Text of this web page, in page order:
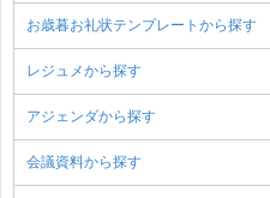
お歳暮お礼状テンプレートから探す
レジュメから探す
アジェンダから探す
会議資料から探す